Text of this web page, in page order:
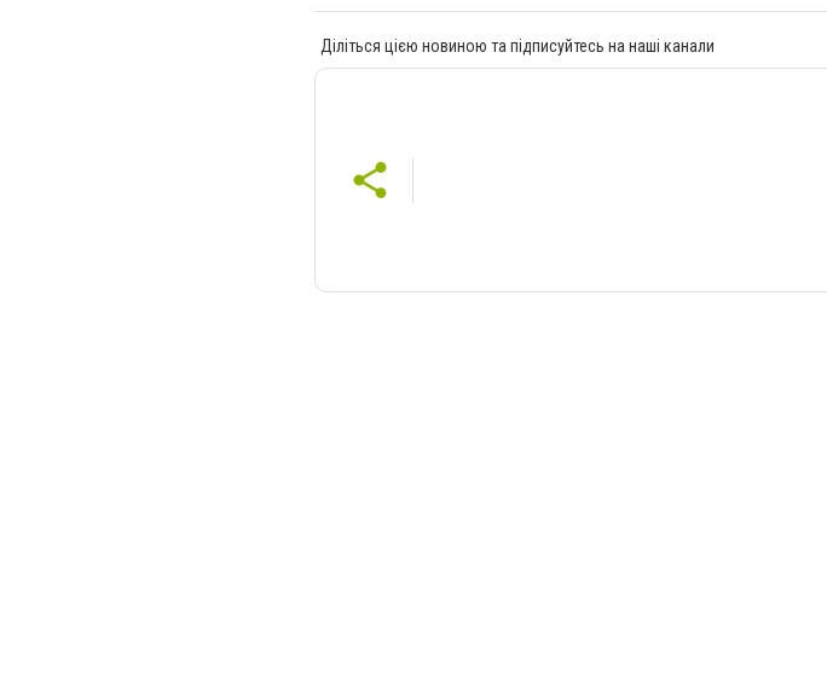
Діліться цією новиною та підписуйтесь на наші канали